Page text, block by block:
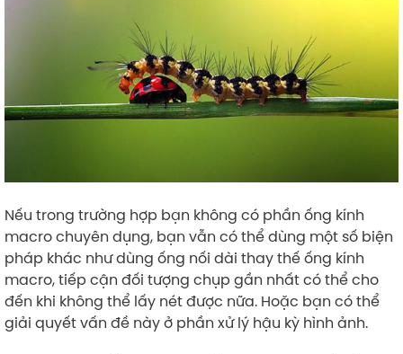
Nếu trong trường hợp bạn không có phần ống kính
macro chuyên dụng, bạn vẫn có thể dùng một số biện
pháp khác như dùng ống nối dài thay thế ống kính
macro, tiếp cận đối tượng chụp gần nhất có thể cho
đến khi không thể lấy nét được nữa. Hoặc bạn có thể
giải quyết vấn đề này ở phần xử lý hậu kỳ hình ảnh.